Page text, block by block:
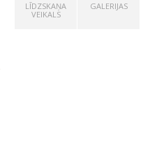
LĪDZSKAŅA
VEIKALS
GALERIJAS